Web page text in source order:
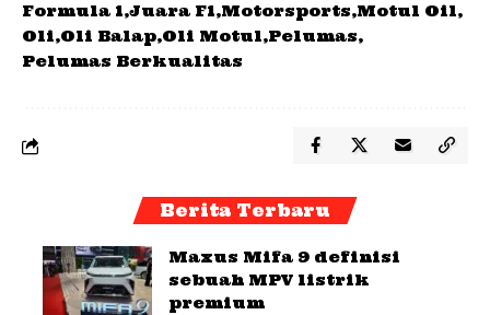
Formula 1 Juara F1 Motorsports Motul Oil
Oli Oli Balap Oli Motul Pelumas
Pelumas Berkualitas
Berita Terbaru
Maxus Mifa 9 definisi
sebuah MPV listrik
premium